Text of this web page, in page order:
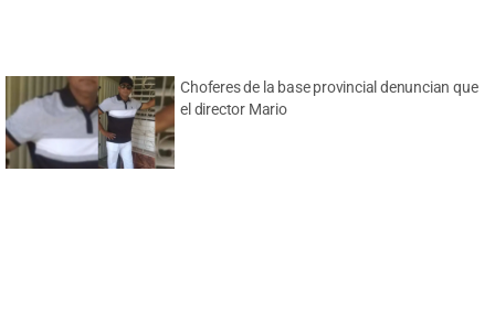
Choferes de la base provincial denuncian que
el director Mario